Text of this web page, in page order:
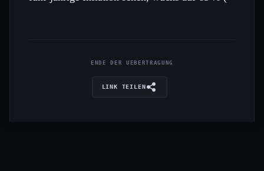
ENDE DER UEBERTRAGUNG
LINK TEILEN